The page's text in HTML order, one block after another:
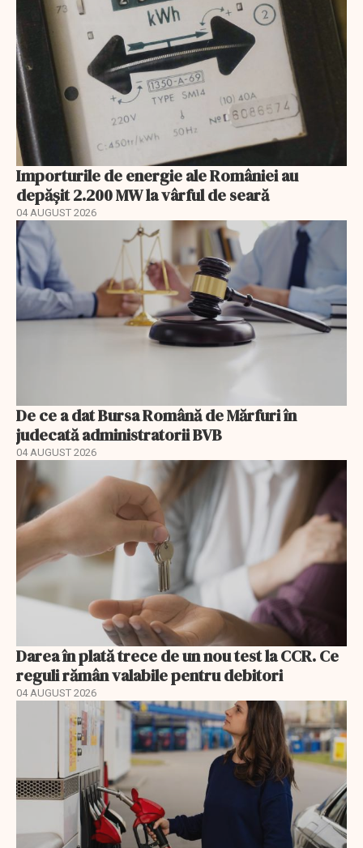
Importurile de energie ale României au
depășit 2.200 MW la vârful de seară
04 AUGUST 2026
De ce a dat Bursa Română de Mărfuri în
judecată administratorii BVB
04 AUGUST 2026
Darea în plată trece de un nou test la CCR. Ce
reguli rămân valabile pentru debitori
04 AUGUST 2026